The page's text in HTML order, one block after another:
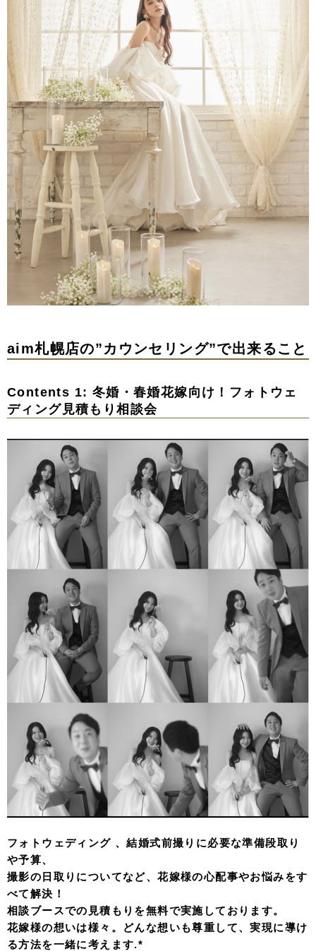
aim札幌店の”カウンセリング”で出来ること
Contents 1: 冬婚・春婚花嫁向け！フォトウェ
ディング見積もり相談会
フォトウェディング 、結婚式前撮りに必要な準備段取り
や予算、
撮影の日取りについてなど、花嫁様の心配事やお悩みをす
べて解決！
相談ブースでの見積もりを無料で実施しております。
花嫁様の想いは様々。どんな想いも尊重して、実現に導け
る方法を一緒に考えます.*